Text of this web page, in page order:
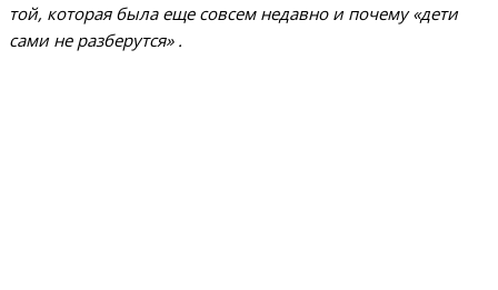
той, которая была еще совсем недавно и почему «дети
сами не разберутся» .